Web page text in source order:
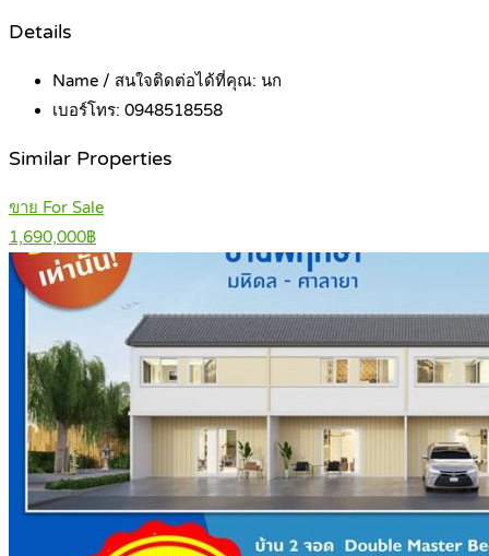
Details
Name / สนใจติดต่อได้ที่คุณ: นก
เบอร์โทร: 0948518558
Similar Properties
ขาย For Sale
1,690,000฿